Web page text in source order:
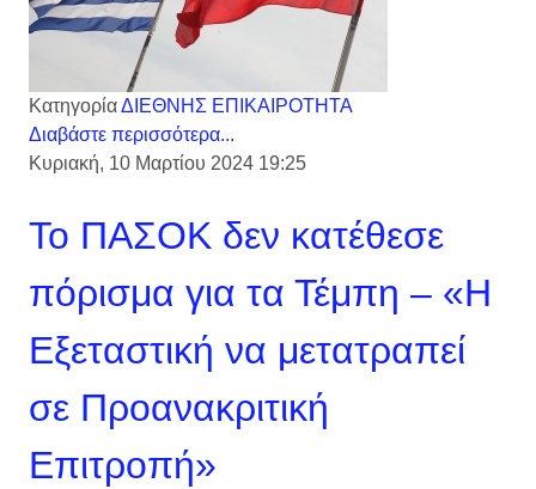
ΚατηγορίαΔΙΕΘΝΗΣ ΕΠΙΚΑΙΡΟΤΗΤΑ
Διαβάστε περισσότερα...
Κυριακή, 10 Μαρτίου 2024 19:25
Το ΠΑΣΟΚ δεν κατέθεσε
πόρισμα για τα Τέμπη – «Η
Εξεταστική να μετατραπεί
σε Προανακριτική
Επιτροπή»